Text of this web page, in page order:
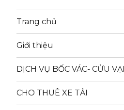
Trang chủ
Giới thiệu
DỊCH VỤ BỐC VÁC- CỬU
CHO THUÊ XE TẢI